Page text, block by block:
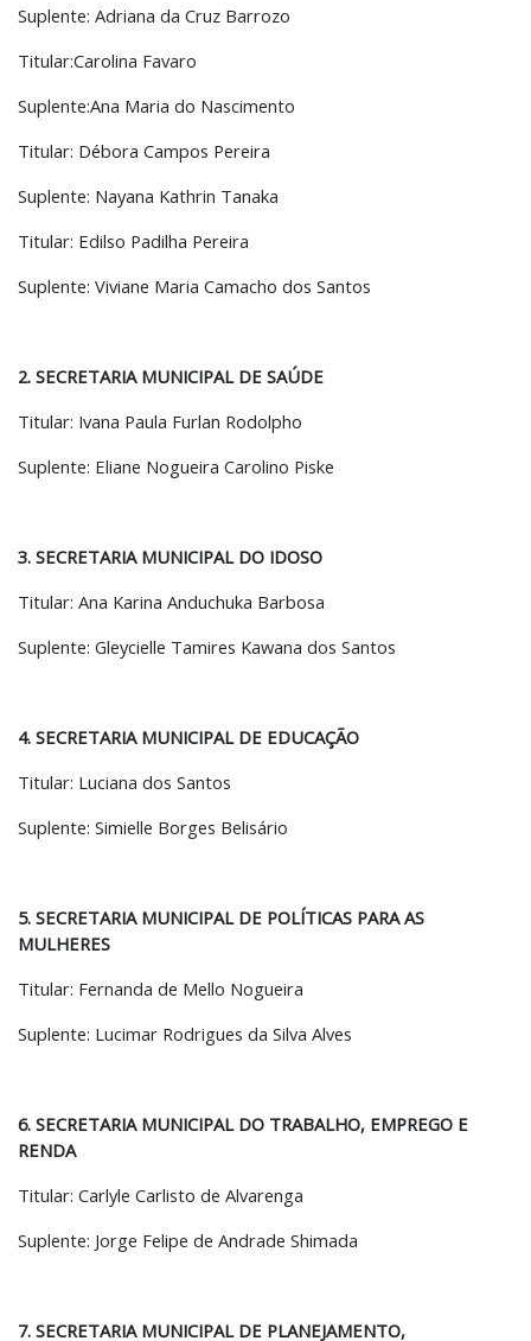
Suplente: Adriana da Cruz Barrozo
Titular:Carolina Favaro
Suplente:Ana Maria do Nascimento
Titular: Débora Campos Pereira
Suplente: Nayana Kathrin Tanaka
Titular: Edilso Padilha Pereira
Suplente: Viviane Maria Camacho dos Santos
2. SECRETARIA MUNICIPAL DE SAÚDE
Titular: Ivana Paula Furlan Rodolpho
Suplente: Eliane Nogueira Carolino Piske
3. SECRETARIA MUNICIPAL DO IDOSO
Titular: Ana Karina Anduchuka Barbosa
Suplente: Gleycielle Tamires Kawana dos Santos
4. SECRETARIA MUNICIPAL DE EDUCAÇÃO
Titular: Luciana dos Santos
Suplente: Simielle Borges Belisário
5. SECRETARIA MUNICIPAL DE POLÍTICAS PARA AS
MULHERES
Titular: Fernanda de Mello Nogueira
Suplente: Lucimar Rodrigues da Silva Alves
6. SECRETARIA MUNICIPAL DO TRABALHO, EMPREGO E
RENDA
Titular: Carlyle Carlisto de Alvarenga
Suplente: Jorge Felipe de Andrade Shimada
7. SECRETARIA MUNICIPAL DE PLANEJAMENTO,